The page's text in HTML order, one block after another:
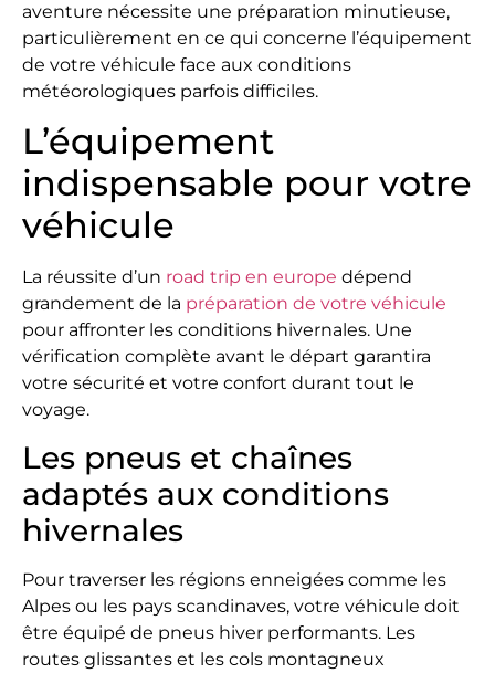
aventure nécessite une préparation minutieuse,
particulièrement en ce qui concerne l’équipement
de votre véhicule face aux conditions
météorologiques parfois difficiles.
L’équipement
indispensable pour votre
véhicule
La réussite d’un road trip en europe dépend
grandement de la préparation de votre véhicule
pour affronter les conditions hivernales. Une
vérification complète avant le départ garantira
votre sécurité et votre confort durant tout le
voyage.
Les pneus et chaînes
adaptés aux conditions
hivernales
Pour traverser les régions enneigées comme les
Alpes ou les pays scandinaves, votre véhicule doit
être équipé de pneus hiver performants. Les
routes glissantes et les cols montagneux